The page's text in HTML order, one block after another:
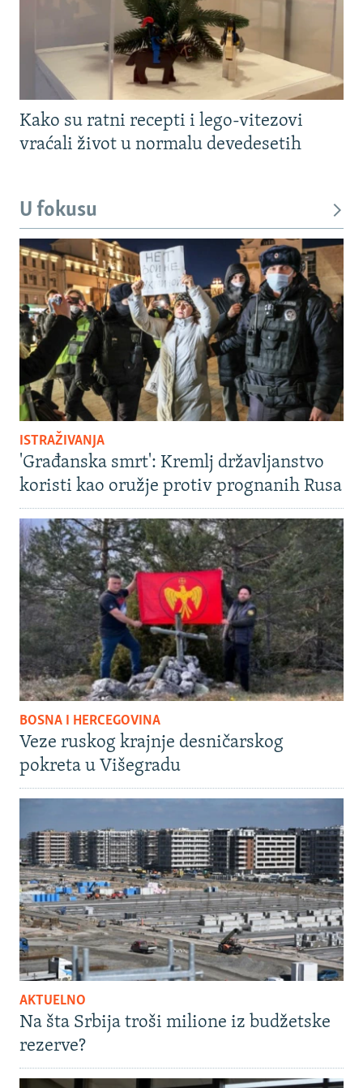
Kako su ratni recepti i lego-vitezovi
vraćali život u normalu devedesetih
U fokusu
ISTRAŽIVANJA
'Građanska smrt': Kremlj državljanstvo
koristi kao oružje protiv prognanih Rusa
BOSNA I HERCEGOVINA
Veze ruskog krajnje desničarskog
pokreta u Višegradu
AKTUELNO
Na šta Srbija troši milione iz budžetske
rezerve?